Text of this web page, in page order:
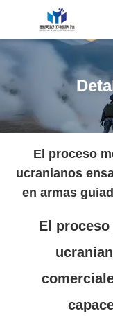
El proceso
ucranianos
en armas
El